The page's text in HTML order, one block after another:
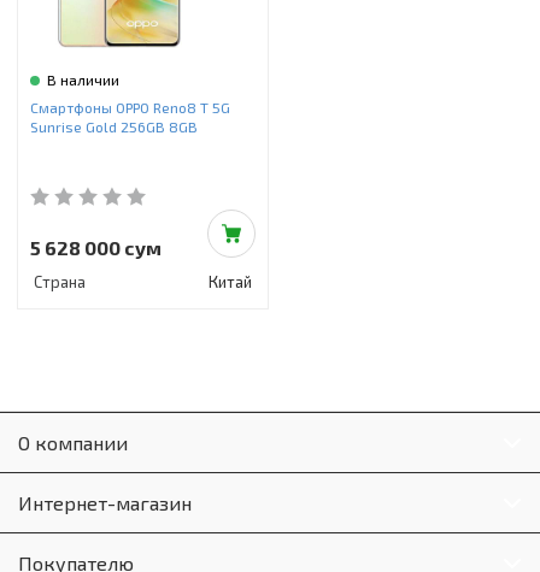
В наличии
Смартфоны OPPO Reno8 T 5G
Sunrise Gold 256GB 8GB
5 628 000 сум
Страна Китай
О компании
Интернет-магазин
Покупателю